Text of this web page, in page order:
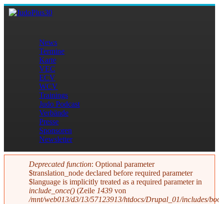
Direkt zum Inhalt
JudoPlus30
Hauptmenü
News
Termine
Karte
VEC
ECV
WCV
Trainings
Judo Podcast
Verbände
Presse
Sponsoren
Newsletter
Fehlermeldung
Deprecated function: Optional parameter
$translation_node declared before required parameter
$language is implicitly treated as a required parameter in
include_once() (Zeile 1439 von
/mnt/web013/d3/13/57123913/htdocs/Drupal_01/includes/